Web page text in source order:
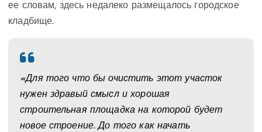
ее словам, здесь недалеко размещалось городское
кладбище.
«Для того что бы очистить этот участок
нужен здравый смысл и хорошая
строительная площадка на которой будет
новое строение. До того как начать